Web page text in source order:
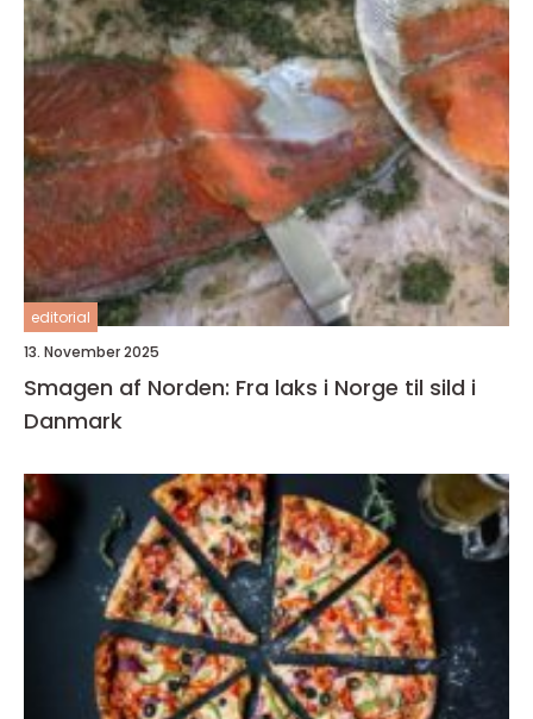
editorial
13. November 2025
Smagen af Norden: Fra laks i Norge til sild i
Danmark